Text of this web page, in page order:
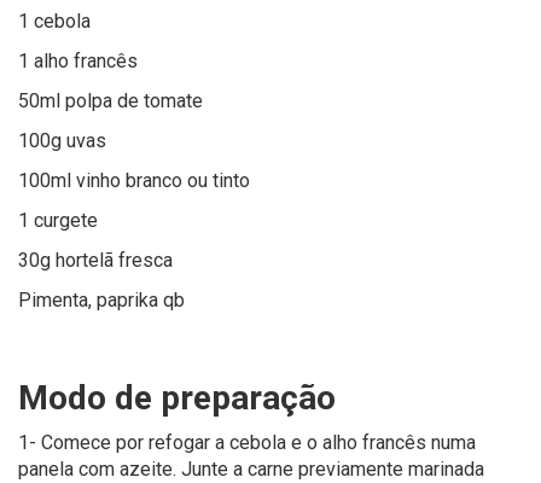
1 cebola
1 alho francês
50ml polpa de tomate
100g uvas
100ml vinho branco ou tinto
1 curgete
30g hortelã fresca
Pimenta, paprika qb
Modo de preparação
1- Comece por refogar a cebola e o alho francês numa
panela com azeite. Junte a carne previamente marinada